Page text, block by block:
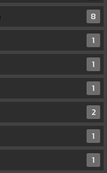
8
1
1
1
2
1
1